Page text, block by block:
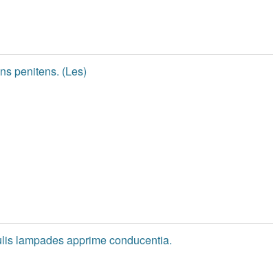
penitens. (Les)
lampades apprime conducentia.